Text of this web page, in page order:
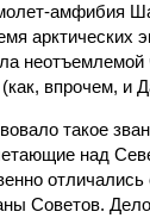
амфибия
арктических
впрочем, и
такое
над
отличались
Советов.